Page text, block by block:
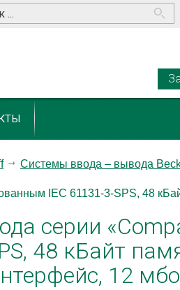
Системы ввода – вывода
IEC 61131-3-SPS, 48
серии
48 кБайт
12